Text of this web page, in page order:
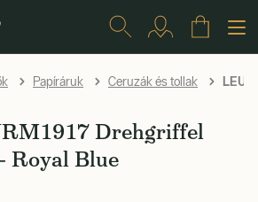
Papíráruk Ceruzák és tollak
Drehgriffel
Royal Blue